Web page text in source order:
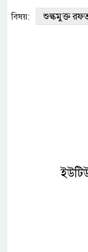
বিষয়: শুল্কমুক্ত